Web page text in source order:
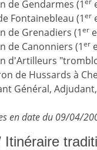
de Gendarmes (1
Fontainebleau (1er
de Grenadiers (1er
de Canonniers (1er
d'Artilleurs
de Hussards à
Général,
en date du 09/04/
Itinéraire